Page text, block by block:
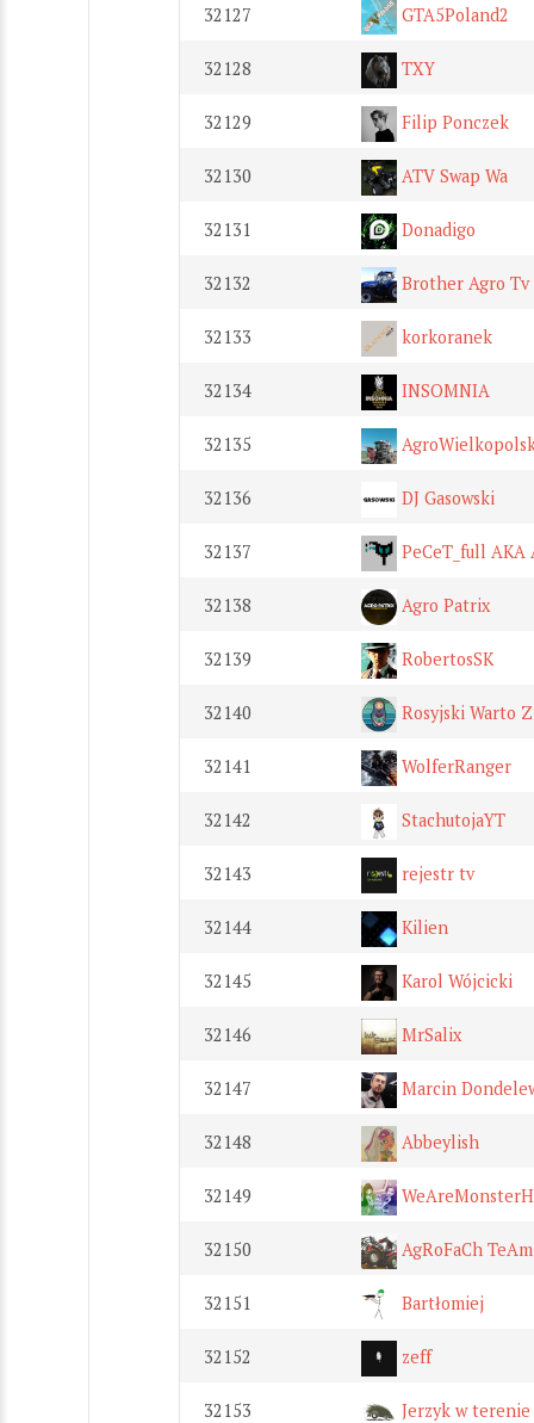
32127 GTA5Poland2
32128 TXY
32129 Filip Ponczek
32130 ATV Swap Wa
32131 Donadigo
32132 Brother Agro Tv
32133 korkoranek
32134 INSOMNIA
32135
32136 DJ Gasowski
32137 PeCeT_full AKA
32138 Agro Patrix
32139 RobertosSK
32140 Rosyjski Warto
32141 WolferRanger
32142 StachutojaYT
32143 rejestr tv
32144 Kilien
32145 Karol Wójcicki
32146 MrSalix
32147 Marcin
32148 Abbeylish
32149
32150 AgRoFaCh TeAm
32151 Bartłomiej
32152 zeff
32153 Jerzyk w terenie